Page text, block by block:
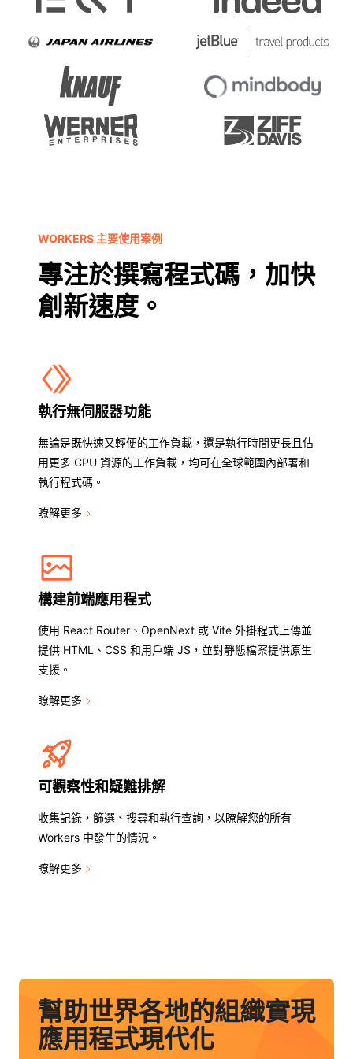
WORKERS 主要使用案例
專注於撰寫程式碼，加快
創新速度。
執行無伺服器功能
無論是既快速又輕便的工作負載，還是執行時間更長且佔
用更多 CPU 資源的工作負載，均可在全球範圍內部署和
執行程式碼。
瞭解更多
構建前端應用程式
使用 React Router、OpenNext 或 Vite 外掛程式上傳並
提供 HTML、CSS 和用戶端 JS，並對靜態檔案提供原生
支援。
瞭解更多
可觀察性和疑難排解
收集記錄，篩選、搜尋和執行查詢，以瞭解您的所有
Workers 中發生的情況。
瞭解更多
幫助世界各地的組織實現
應用程式現代化